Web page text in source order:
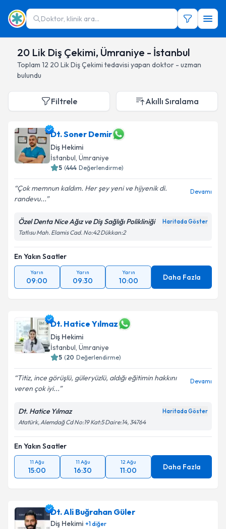
Doktor, klinik ara...
20 Lik Diş Çekimi, Ümraniye - İstanbul
Toplam 12 20 Lik Diş Çekimi tedavisi yapan doktor - uzman
bulundu
Filtrele Akıllı Sıralama
Dt. Soner Demir
Diş Hekimi
İstanbul, Ümraniye
5 (444 Değerlendirme)
Çok memnun kaldım. Her şey yeni ve hijyenik di.
randevu...
Devamı
Özel Denta Nice Ağız ve Diş Sağlığı Polikliniği Haritada Göster
Tatlısu Mah. Elamis Cad. No:42 Dükkan:2
En Yakın Saatler
Yarın
09:00
Yarın
09:30
Yarın
10:00 Daha Fazla
Dt. Hatice Yılmaz
Diş Hekimi
İstanbul, Ümraniye
5 (20 Değerlendirme)
Titiz, ince görüşlü, güleryüzlü, aldığı eğitimin hakkını
veren çok iyi...
Devamı
Dt. Hatice Yılmaz Haritada Göster
Atatürk, Alemdağ Cd No:19 Kat:5 Daire:14, 34764
En Yakın Saatler
11 Ağu
15:00
11 Ağu
16:30
12 Ağu
11:00 Daha Fazla
Dt. Ali Buğrahan Güler
Diş Hekimi +1diğer